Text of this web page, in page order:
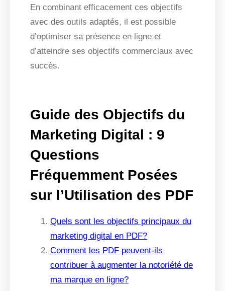
En combinant efficacement ces objectifs
avec des outils adaptés, il est possible
d’optimiser sa présence en ligne et
d’atteindre ses objectifs commerciaux avec
succès.
Guide des Objectifs du
Marketing Digital : 9
Questions
Fréquemment Posées
sur l’Utilisation des PDF
Quels sont les objectifs principaux du
marketing digital en PDF?
Comment les PDF peuvent-ils
contribuer à augmenter la notoriété de
ma marque en ligne?